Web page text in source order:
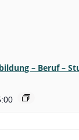
– Beruf –